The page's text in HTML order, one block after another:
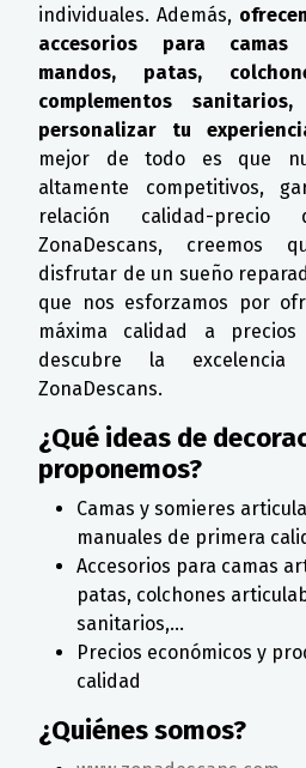
individuales. Además,
accesorios para camas
mandos, patas,
complementos
personalizar tu
mejor de todo es que
altamente competitivos,
relación calidad-
ZonaDescans, creemos
disfrutar de un sueño
que nos esforzamos por
máxima calidad a
descubre la
ZonaDescans.
¿Qué ideas de
proponemos?
Camas y somieres
manuales de primera
Accesorios para camas
patas, colchones
sanitarios,...
Precios económicos y
calidad
¿Quiénes somos?